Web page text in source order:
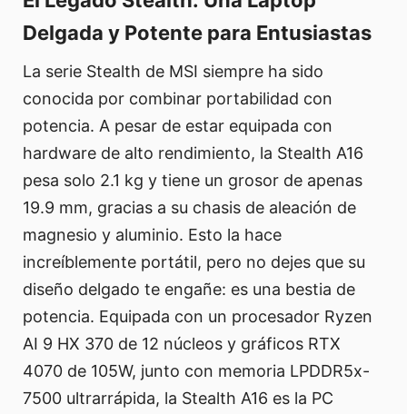
Delgada y Potente para Entusiastas
La serie Stealth de MSI siempre ha sido
conocida por combinar portabilidad con
potencia. A pesar de estar equipada con
hardware de alto rendimiento, la Stealth A16
pesa solo 2.1 kg y tiene un grosor de apenas
19.9 mm, gracias a su chasis de aleación de
magnesio y aluminio. Esto la hace
increíblemente portátil, pero no dejes que su
diseño delgado te engañe: es una bestia de
potencia. Equipada con un procesador Ryzen
AI 9 HX 370 de 12 núcleos y gráficos RTX
4070 de 105W, junto con memoria LPDDR5x-
7500 ultrarrápida, la Stealth A16 es la PC